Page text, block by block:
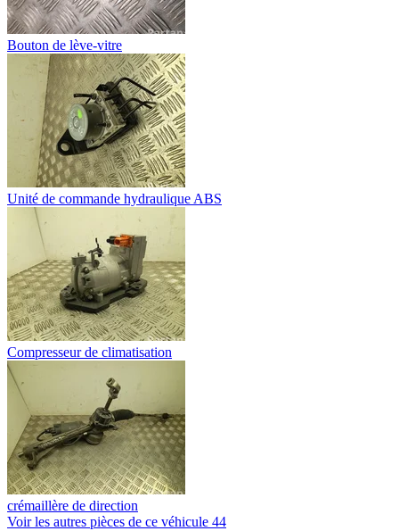
Bouton de lève-vitre
Unité de commande hydraulique ABS
Compresseur de climatisation
crémaillère de direction
Voir les autres pièces de ce véhicule 44